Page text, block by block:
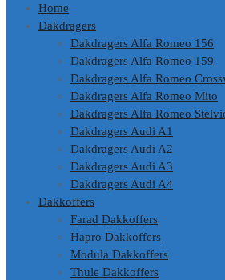
Home
Dakdragers
Dakdragers Alfa Romeo 156
Dakdragers Alfa Romeo 159
Dakdragers Alfa Romeo
Dakdragers Alfa Romeo Mito
Dakdragers Alfa Romeo
Dakdragers Audi A1
Dakdragers Audi A2
Dakdragers Audi A3
Dakdragers Audi A4
Dakkoffers
Farad Dakkoffers
Hapro Dakkoffers
Modula Dakkoffers
Thule Dakkoffers